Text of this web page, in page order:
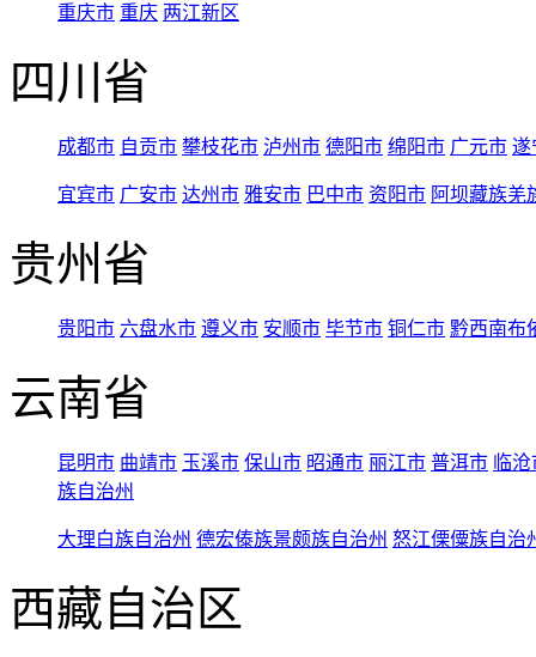
重庆市 重庆 两江新区
四川省
成都市 自贡市 攀枝花市 泸州市 德阳市 绵阳市 广元市 遂
宜宾市 广安市 达州市 雅安市 巴中市 资阳市 阿坝藏族羌
贵州省
贵阳市 六盘水市 遵义市 安顺市 毕节市 铜仁市 黔西南布
云南省
昆明市 曲靖市 玉溪市 保山市 昭通市 丽江市 普洱市 临
族自治州
大理白族自治州 德宏傣族景颇族自治州 怒江傈僳族自治
西藏自治区